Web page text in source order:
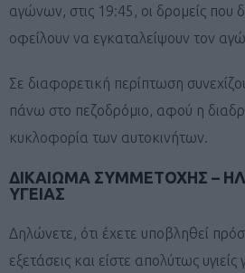
αγώνων, στις 19:45, οι δρομείς που
οφείλουν να εγκαταλείψουν τον
Σε διαφορετική περίπτωση
πάνω στο πεζοδρόμιο, αφού η
κυκλοφορία των αυτοκινήτων.
ΔΙΚΑΙΩΜΑ ΣΥΜΜΕΤΟΧΗΣ –
ΥΓΕΙΑΣ
Δηλώνετε, ότι έχετε υποβληθεί
εξετάσεις και είστε απολύτως